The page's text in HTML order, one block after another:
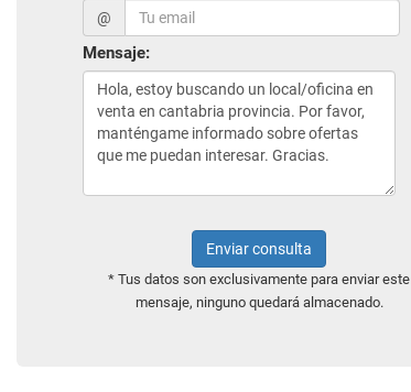
@
Mensaje:
Enviar consulta
* Tus datos son exclusivamente para enviar este
mensaje, ninguno quedará almacenado.